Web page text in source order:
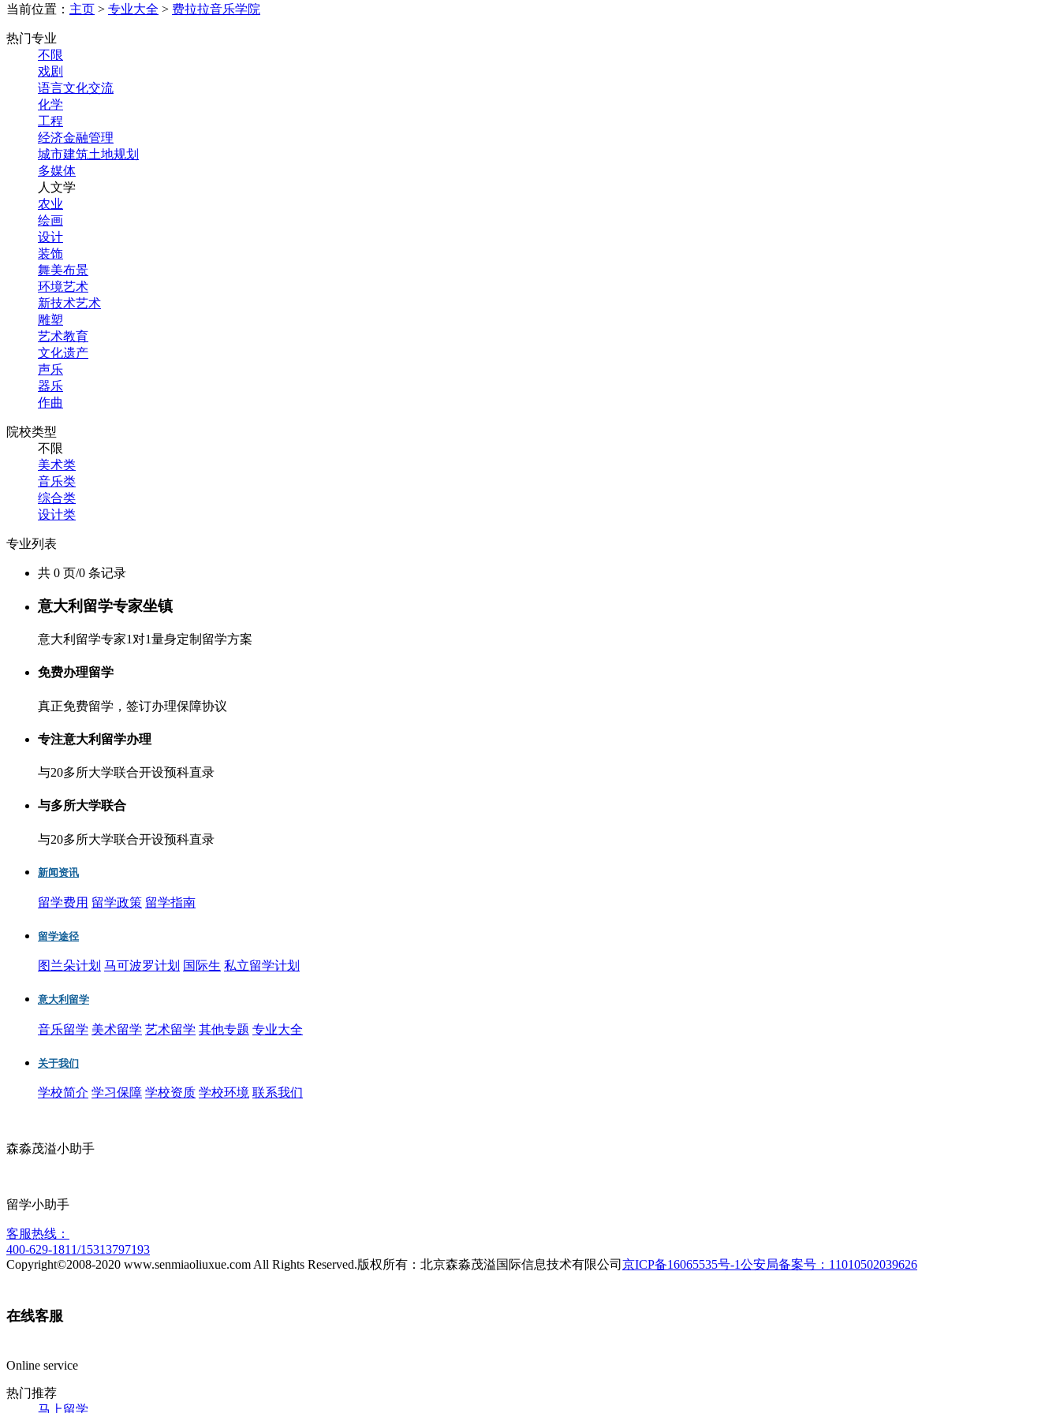
当前位置： 主页 > 专业大全 > 费拉拉音乐学院
热门专业
不限
戏剧
语言文化交流
化学
工程
经济金融管理
城市建筑土地规划
多媒体
人文学
农业
绘画
设计
装饰
舞美布景
环境艺术
新技术艺术
雕塑
艺术教育
文化遗产
声乐
器乐
作曲
院校类型
不限
美术类
音乐类
综合类
设计类
专业列表
共 0 页/0 条记录
意大利留学专家坐镇
意大利留学专家1对1量身定制留学方案
免费办理留学
真正免费留学，签订办理保障协议
专注意大利留学办理
与20多所大学联合开设预科直录
与多所大学联合
与20多所大学联合开设预科直录
新闻资讯
留学费用 留学政策 留学指南
留学途径
图兰朵计划 马可波罗计划 国际生 私立留学计划
意大利留学
音乐留学 美术留学 艺术留学 其他专题 专业大全
关于我们
学校简介 学习保障 学校资质 学校环境 联系我们
森淼茂溢小助手
留学小助手
客服热线：
400-629-1811/15313797193
Copyright©2008-2020 www.senmiaoliuxue.com All Rights Reserved.版权所有： 北京森淼茂溢国际信息技术有限公司 京ICP备16065535号-1公安局备案号：11010502039626
在线客服
Online service
热门推荐
马上留学